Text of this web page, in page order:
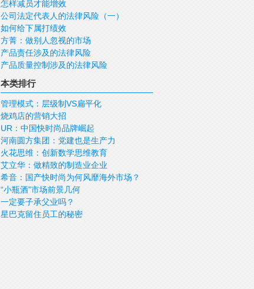
怎样减员才能增效
公司法定代表人的法律风险（一）
如何给下属打绩效
方菁：做别人忽视的市场
产品责任涉及的法律风险
产品质量控制涉及的法律风险
本类排行
管理模式：层级制VS扁平化
烧鸡店的营销大招
UR：中国快时尚品牌崛起
河南圆方集团：党建也是生产力
火花思维：创新数学思维教育
艾立华：做精致的制造业企业
希音：国产快时尚为何风靡海外市场？
“小瓶酒”市场前景几何
一定要子承父业吗？
星巴克留住员工的秘密